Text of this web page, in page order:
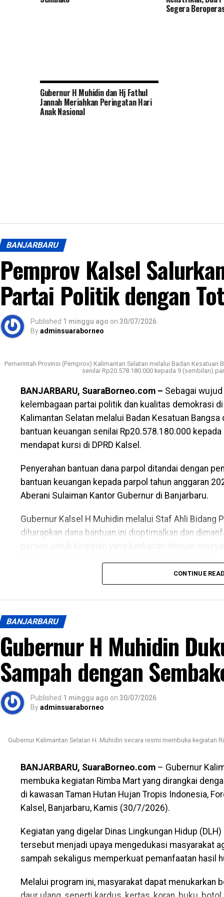
Segera
Gubernur H Muhidin dan Hj Fathul
Jannah Meriahkan Peringatan Hari
Anak Nasional
BANJARBARU
Pemprov Kalsel
Partai Politik dengan
Published 1 minggu ago on 30/07/2026
Byadminsuaraborneo
Pemerintah Provinsi (Pemprov) Kalimantan Selatan melalui Badan
senilai Rp20.578.180.000 kepada 9 (sembilan)
BANJARBARU, SuaraBorneo.com – Sebagai
kelembagaan partai politik dan kualitas demokrasi
Kalimantan Selatan melalui Badan Kesatuan
bantuan keuangan senilai Rp20.578.180.000
mendapat kursi di DPRD Kalsel.
Penyerahan bantuan dana parpol ditandai dengan
bantuan keuangan kepada parpol tahun anggaran
Aberani Sulaiman Kantor Gubernur di Banjarbaru.
Gubernur Kalsel H Muhidin melalui Staf Ahli Bidang
diharapkan dana bantuan ini dioptimalkan dan
“Agar kemanfaatannya bisa benar-benar dirasakan
Pada kesempatan itu, Adi juga menyampaikan
yang terjakin. Gubernur juga mengajak kalangan
sebagai langkah nyata untuk memperkuat
Sementara itu, Kapala Sub Bidang Fasilitasi,
Politik, Badan Kesbangpol Provinsi Kalsel, Harry
diberikan kepada sembilan parpol tahun ini
CONTINUE
BANJARBARU
Gubernur H Muhidin
Sampah dengan
Published 1 minggu ago on 30/07/2026
Byadminsuaraborneo
Gubernur Kalimantan Selatan H. Muhidin secara resmi membuka kegiatan
BANJARBARU, SuaraBorneo.com – Gubernur
membuka kegiatan Rimba Mart yang dirangkai
di kawasan Taman Hutan Hujan Tropis Indonesia,
Kalsel, Banjarbaru, Kamis (30/7/2026).
Kegiatan yang digelar Dinas Lingkungan Hidup
tersebut menjadi upaya mengedukasi masyarakat
sampah sekaligus memperkuat pemanfaatan hasil
Melalui program ini, masyarakat dapat menukarkan